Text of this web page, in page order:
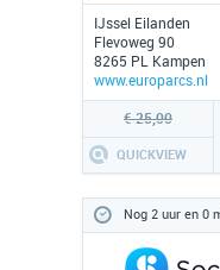
IJssel Eilanden
Flevoweg 90
8265 PL Kampen
www.europarcs.nl
€ 25,00
QUICKVIEW
Nog 2 uur en 0